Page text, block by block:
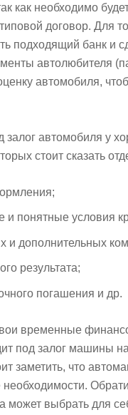
как необходимо
договор. Для
подходящий банк и
автолюбителя
автомобиля,
автомобиля у
стоит сказать
и понятные условия
и дополнительных
результата;
погашения и др.
временные
под залог машины
заметить, что
необходимости.
может выбрать для